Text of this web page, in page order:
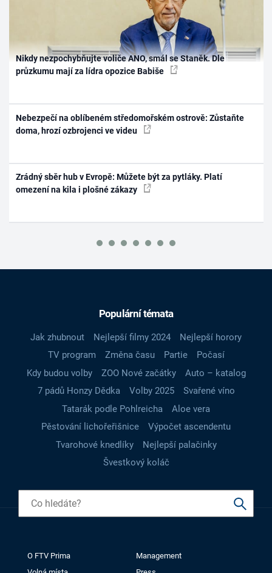
Nikdy nezpochybňujte voliče ANO, smál se Staněk. Dle
průzkumu mají za lídra opozice Babiše
Nebezpečí na oblíbeném středomořském ostrově: Zůstaňte
doma, hrozí ozbrojenci ve videu
Zrádný sběr hub v Evropě: Můžete být za pytláky. Platí
omezení na kila i plošné zákazy
Populární témata
Jak zhubnout Nejlepší filmy 2024
Nejlepší horory
TV program
Změna času Partie
Počasí
Kdy budou volby
ZOO Nové začátky
Auto – katalog
7 pádů Honzy Dědka
Volby 2025
Svařené víno
Tatarák podle Pohlreicha
Aloe vera
Pěstování lichořeřišnice
Výpočet ascendentu
Tvarohové knedlíky
Nejlepší palačinky
Švestkový koláč
O FTV Prima
Management